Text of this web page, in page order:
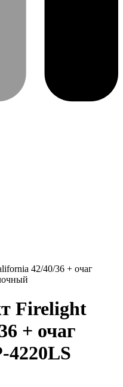
42/40/36 + очаг
Firelight
+ очаг
4220LS